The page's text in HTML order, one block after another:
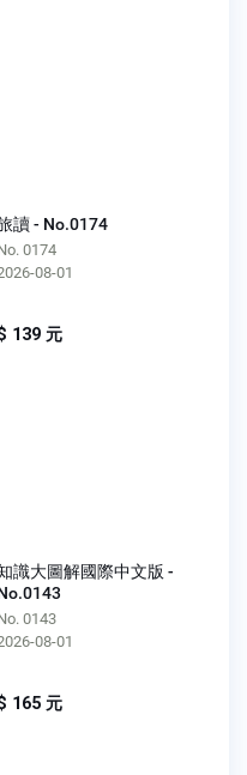
讀 - No.0174
0174
08-01
139 元
識大圖解國際中文版 -
0143
08-01
165 元